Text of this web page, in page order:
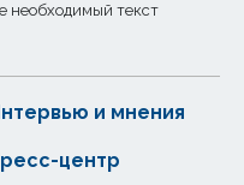
необходимый текст
и мнения
центр